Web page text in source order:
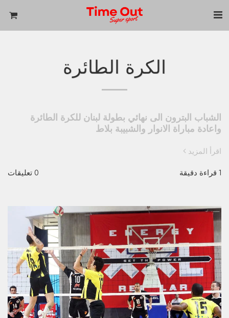
الكرة الطائرة
الشباب البترون الى نهائي بطولة لبنان للكرة الطائرة
واعادة مباراة الانوار والشبيبة بلاط
اقرأ المزيد
1 قراءة دقيقة 0 تعليقات